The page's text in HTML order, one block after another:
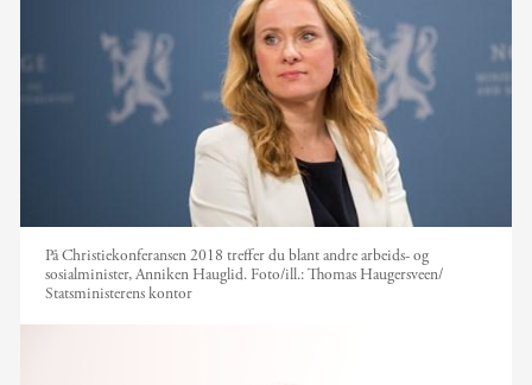
På Christiekonferansen 2018 treffer du blant andre arbeids- og
sosialminister, Anniken Hauglid. Foto/ill.:Thomas Haugersveen/
Statsministerens kontor